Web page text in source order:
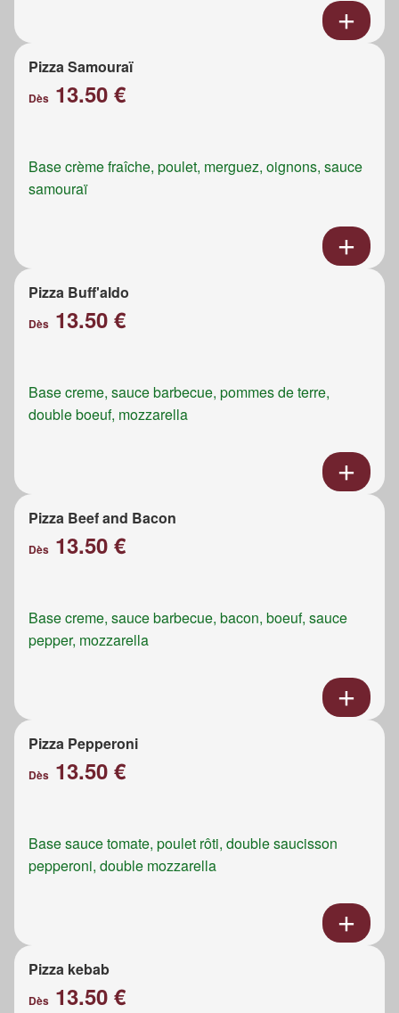
Pizza Samouraï
Dès 13.50 €
Base crème fraîche, poulet, merguez, oignons, sauce
samouraï
Pizza Buff'aldo
Dès 13.50 €
Base creme, sauce barbecue, pommes de terre,
double boeuf, mozzarella
Pizza Beef and Bacon
Dès 13.50 €
Base creme, sauce barbecue, bacon, boeuf, sauce
pepper, mozzarella
Pizza Pepperoni
Dès 13.50 €
Base sauce tomate, poulet rôti, double saucisson
pepperoni, double mozzarella
Pizza kebab
Dès 13.50 €